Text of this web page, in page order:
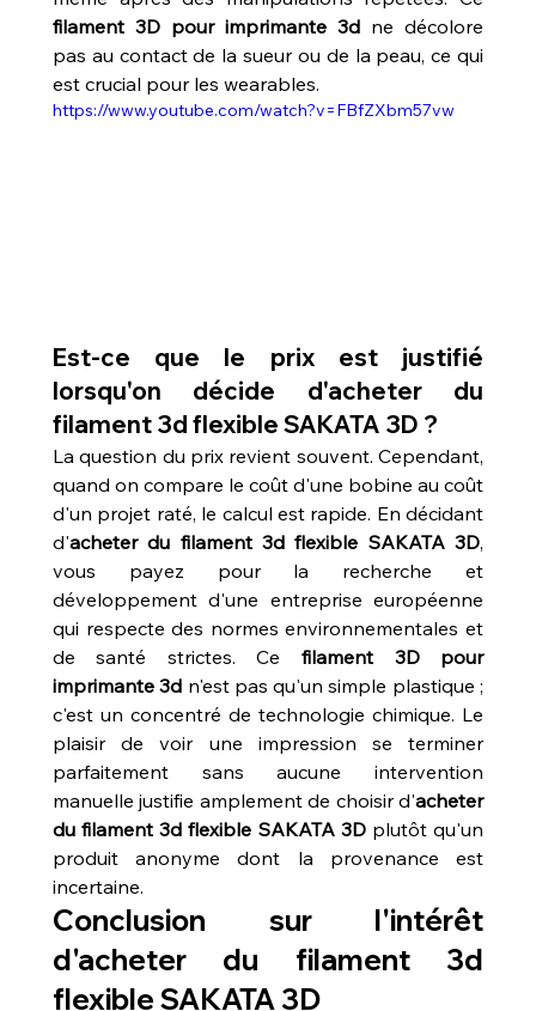
filament 3D pour imprimante 3d ne décolore
pas au contact de la sueur ou de la peau, ce qui
est crucial pour les wearables.
https://www.youtube.com/watch?v=FBfZXbm57vw
Est-ce que le prix est justifié
lorsqu'on décide d'acheter du
filament 3d flexible SAKATA 3D ?
La question du prix revient souvent. Cependant,
quand on compare le coût d'une bobine au coût
d'un projet raté, le calcul est rapide. En décidant
d'acheter du filament 3d flexible SAKATA 3D,
vous payez pour la recherche et
développement d'une entreprise européenne
qui respecte des normes environnementales et
de santé strictes. Ce filament 3D pour
imprimante 3d n'est pas qu'un simple plastique ;
c'est un concentré de technologie chimique. Le
plaisir de voir une impression se terminer
parfaitement sans aucune intervention
manuelle justifie amplement de choisir d'acheter
du filament 3d flexible SAKATA 3D plutôt qu'un
produit anonyme dont la provenance est
incertaine.
Conclusion sur l'intérêt
d'acheter du filament 3d
flexible SAKATA 3D